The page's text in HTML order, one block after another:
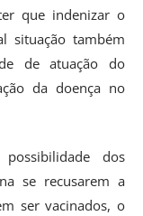
que indenizar o
situação também
de atuação do
da doença no
dos
se recusarem a
ser vacinados, o